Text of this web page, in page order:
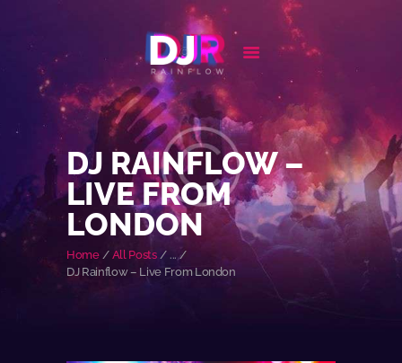
DJ RAINFLOW –
LIVE FROM
LONDON
Home All Posts
...
DJ Rainflow – Live From London
HOME
BIOGRAPHY
EVENTS
FEATURES
NEWS
CONTACT